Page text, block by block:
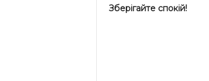
Зберігайте спокій!